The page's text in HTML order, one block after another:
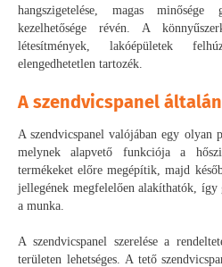
hangszigetelése, magas
kezelhetősége révén. A
létesítmények, lakóépületek
elengedhetetlen tartozék.
A szendvicspanel
A szendvicspanel valójában egy olyan
melynek alapvető funkciója a
termékeket előre megépítik, majd
jellegének megfelelően alakíthatók, így
a munka.
A szendvicspanel szerelése a
területen lehetséges. A tető